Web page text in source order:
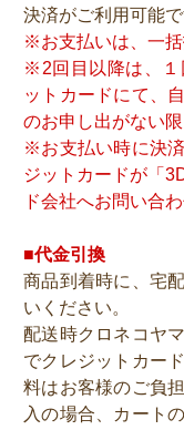
決済がご利用可能で
※お支払いは、一括
※2回目以降は、１
ットカードにて、
のお申し出がない
※お支払い時に決
ジットカードが「
ド会社へお問い合
■代金引換
商品到着時に、宅
いください。
配送時クロネコヤ
でクレジットカー
料はお客様のご負
入の場合、カート